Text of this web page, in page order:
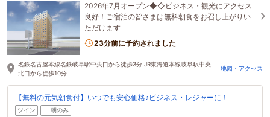
2026年7月オープン◆◇ビジネス・観光にアクセス
良好！ご宿泊の皆さまは無料朝食をお召し上がりい
ただけます
23分前に予約されました
名鉄名古屋本線名鉄岐阜駅中央口から徒歩3分 JR東海道本線岐阜駅中央
北口から徒歩10分
地図・アクセス
【無料の元気朝食付】いつでも安心価格♪ビジネス・レジャーに！
ツイン 朝のみ